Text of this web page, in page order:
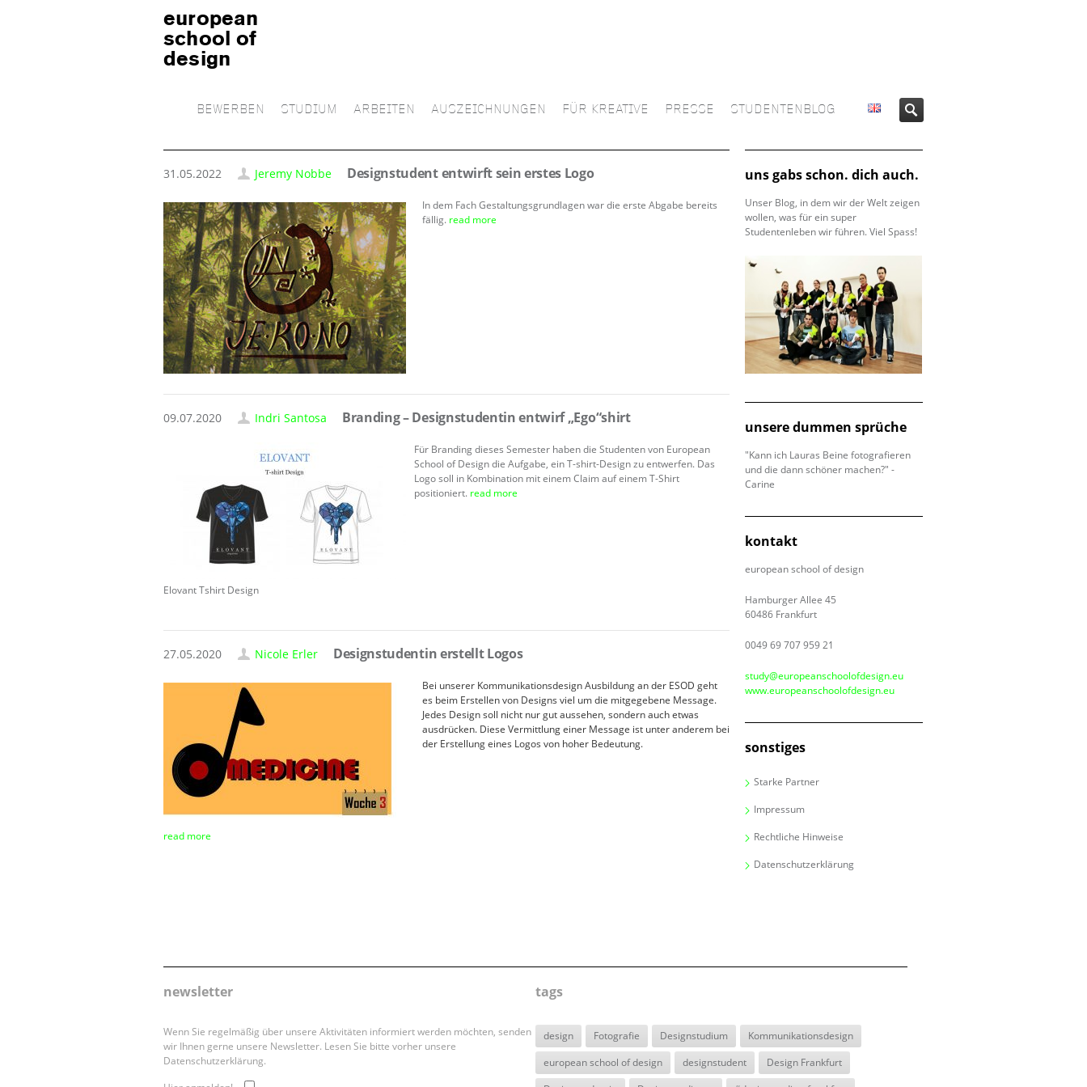
european
school of
design
BEWERBEN STUDIUM ARBEITEN AUSZEICHNUNGEN FÜR KREATIVE PRESSE STUDENTENBLOG
31.05.2022 Jeremy Nobbe Designstudent entwirft sein erstes Logo
In dem Fach Gestaltungsgrundlagen war die erste Abgabe bereits
fällig. read more
09.07.2020 Indri Santosa Branding – Designstudentin entwirf „Ego“shirt
Elovant Tshirt Design
Für Branding dieses Semester haben die Studenten von European
School of Design die Aufgabe, ein T-shirt-Design zu entwerfen. Das
Logo soll in Kombination mit einem Claim auf einem T-Shirt
positioniert. read more
27.05.2020 Nicole Erler Designstudentin erstellt Logos
Bei unserer Kommunikationsdesign Ausbildung an der ESOD geht
es beim Erstellen von Designs viel um die mitgegebene Message.
Jedes Design soll nicht nur gut aussehen, sondern auch etwas
ausdrücken. Diese Vermittlung einer Message ist unter anderem bei
der Erstellung eines Logos von hoher Bedeutung.
read more
uns gabs schon. dich auch.
Unser Blog, in dem wir der Welt zeigen
wollen, was für ein super
Studentenleben wir führen. Viel Spass!
unsere dummen sprüche
"Kann ich Lauras Beine fotografieren
und die dann schöner machen?" -
Carine
kontakt
european school of design
Hamburger Allee 45
60486 Frankfurt
0049 69 707 959 21
study@europeanschoolofdesign.eu
www.europeanschoolofdesign.eu
sonstiges
Starke Partner
Impressum
Rechtliche Hinweise
Datenschutzerklärung
newsletter
Wenn Sie regelmäßig über unsere Aktivitäten informiert werden möchten, senden
wir Ihnen gerne unsere Newsletter. Lesen Sie bitte vorher unsere
Datenschutzerklärung.
tags
design Fotografie Designstudium
Kommunikationsdesign
european school of design
designstudent
Design Frankfurt